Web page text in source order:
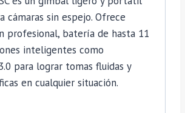
cámaras sin espejo. Ofrece
profesional, batería de hasta 11
inteligentes como
para lograr tomas fluidas y
en cualquier situación.